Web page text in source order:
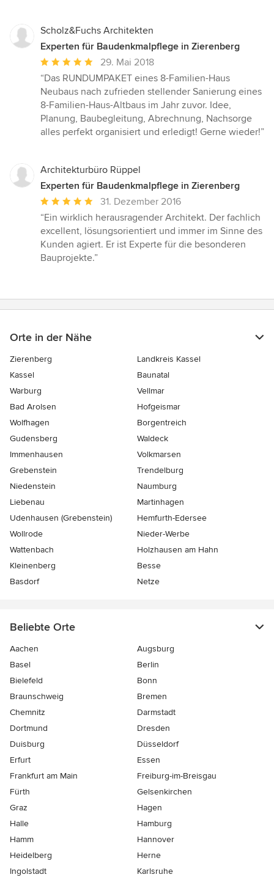
Scholz&Fuchs Architekten
Experten für Baudenkmalpflege in Zierenberg
Durchschnittliche
Bewertung:
5
von
5
Sternen
29. Mai 2018
“Das RUNDUMPAKET eines 8-Familien-Haus
Neubaus nach zufrieden stellender Sanierung eines
8-Familien-Haus-Altbaus im Jahr zuvor. Idee,
Planung, Baubegleitung, Abrechnung, Nachsorge
alles perfekt organisiert und erledigt! Gerne wieder!”
Architekturbüro Rüppel
Experten für Baudenkmalpflege in Zierenberg
Durchschnittliche
Bewertung:
5
von
5
31. Dezember 2016
“Ein wirklich herausragender Architekt. Der fachlich
excellent, lösungsorientiert und immer im Sinne des
Kunden agiert. Er ist Experte für die besonderen
Bauprojekte.”
Orte in der Nähe
Zierenberg
Landkreis Kassel
Kassel
Baunatal
Warburg
Vellmar
Bad Arolsen
Hofgeismar
Wolfhagen
Borgentreich
Gudensberg
Waldeck
Immenhausen
Volkmarsen
Grebenstein
Trendelburg
Niedenstein
Naumburg
Liebenau
Martinhagen
Udenhausen (Grebenstein)
Hemfurth-Edersee
Wollrode
Nieder-Werbe
Wattenbach
Holzhausen am Hahn
Kleinenberg
Besse
Basdorf
Netze
Beliebte Orte
Aachen
Augsburg
Basel
Berlin
Bielefeld
Bonn
Braunschweig
Bremen
Chemnitz
Darmstadt
Dortmund
Dresden
Duisburg
Düsseldorf
Erfurt
Essen
Frankfurt am Main
Freiburg-im-Breisgau
Fürth
Gelsenkirchen
Graz
Hagen
Halle
Hamburg
Hamm
Hannover
Heidelberg
Herne
Ingolstadt
Karlsruhe